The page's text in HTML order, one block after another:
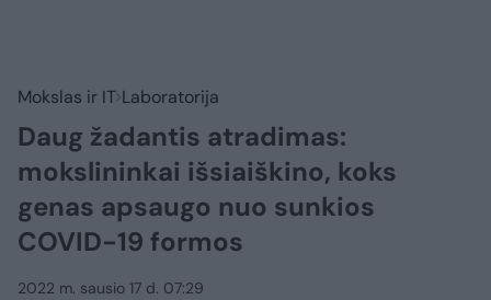
Mokslas ir IT Laboratorija
Daug žadantis atradimas:
mokslininkai išsiaiškino, koks
genas apsaugo nuo sunkios
COVID-19 formos
2022 m. sausio 17 d. 07:29